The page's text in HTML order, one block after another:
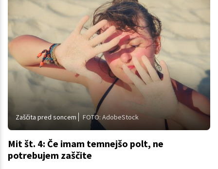
Zaščita pred soncem FOTO: AdobeStock
Mit št. 4: Če imam temnejšo polt, ne
potrebujem zaščite